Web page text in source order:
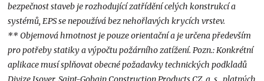
bezpečnost staveb je rozhodující zatřídění celých konstrukcí a
systémů, EPS se nepoužívá bez nehořlavých krycích vrstev.
** Objemová hmotnost je pouze orientační a je určena především
pro potřeby statiky a výpočtu požárního zatížení. Pozn.: Konkrétní
aplikace musí splňovat obecné požadavky technických podkladů